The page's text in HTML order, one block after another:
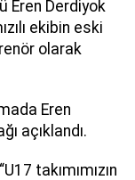
Eren Derdiyok
ekibin eski
olarak
Eren
açıklandı.
takımımızın